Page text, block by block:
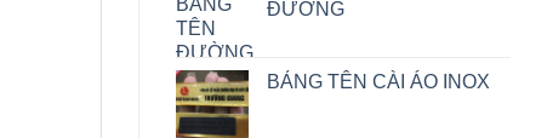
ĐƯỜNG
BẢNG TÊN CÀI ÁO INOX